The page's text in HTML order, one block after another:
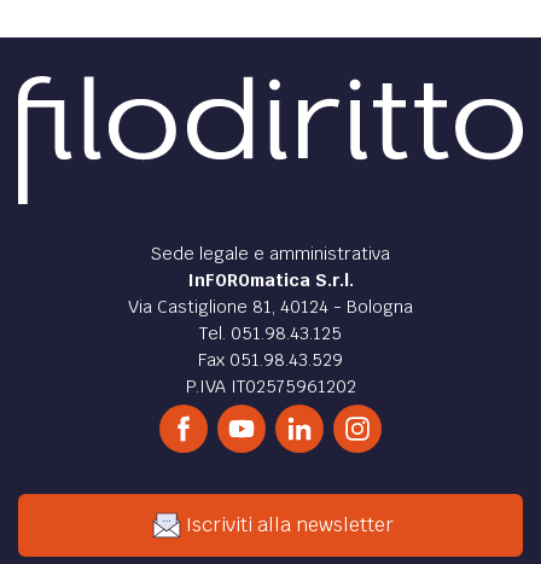
Sede legale e amministrativa
InFOROmatica S.r.l.
Via Castiglione 81, 40124 - Bologna
Tel. 051.98.43.125
Fax 051.98.43.529
P.IVA IT02575961202
Iscriviti alla newsletter